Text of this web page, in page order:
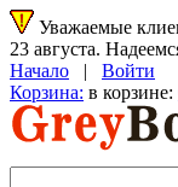
Уважаемые
23 августа.
Начало | Войти
Корзина: в корзине: